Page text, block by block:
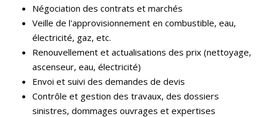
Négociation des contrats et marchés
Veille de l'approvisionnement en combustible, eau,
électricité, gaz, etc.
Renouvellement et actualisations des prix (nettoyage,
ascenseur, eau, électricité)
Envoi et suivi des demandes de devis
Contrôle et gestion des travaux, des dossiers
sinistres, dommages ouvrages et expertises